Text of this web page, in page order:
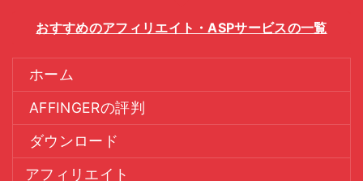
おすすめのアフィリエイト・ASPサービスの一覧
ホーム
AFFINGERの評判
ダウンロード
アフィリエイト